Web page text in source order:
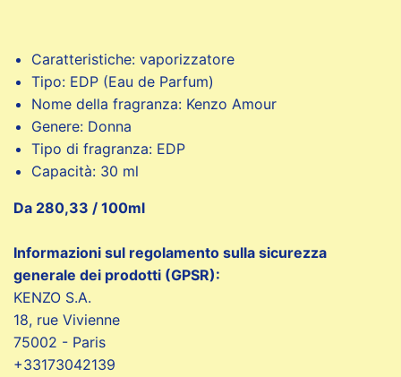
Caratteristiche: vaporizzatore
Tipo: EDP (Eau de Parfum)
Nome della fragranza: Kenzo Amour
Genere: Donna
Tipo di fragranza: EDP
Capacità: 30 ml
Da 280,33 / 100ml
Informazioni sul regolamento sulla sicurezza
generale dei prodotti (GPSR):
KENZO S.A.
18, rue Vivienne
75002 - Paris
+33173042139